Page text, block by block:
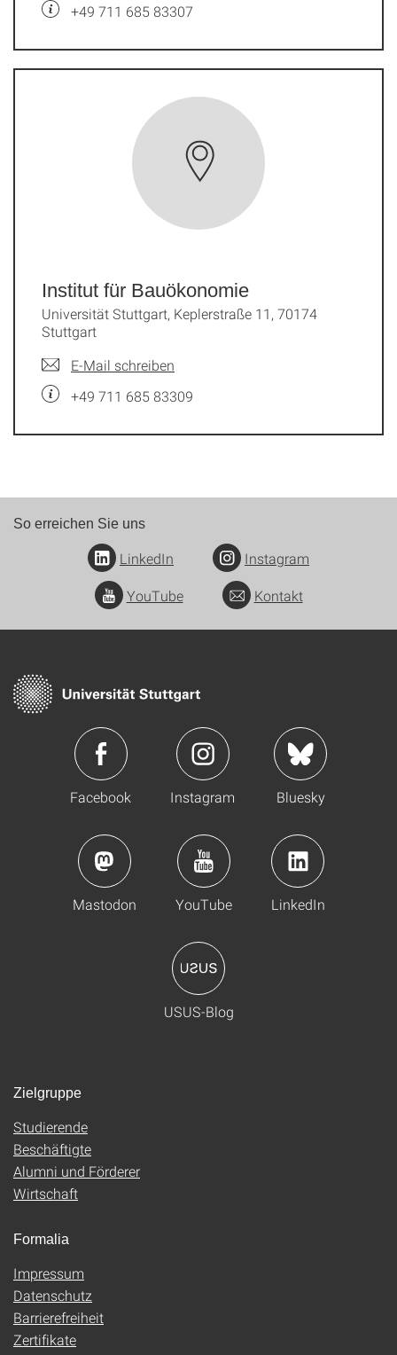
+49 711 685 83307
Institut für Bauökonomie
Universität Stuttgart, Keplerstraße 11, 70174
Stuttgart
E-Mail schreiben
+49 711 685 83309
So erreichen Sie uns
LinkedIn
Instagram
YouTube
Kontakt
Facebook Instagram Bluesky
Mastodon YouTube LinkedIn
USUS-Blog
Zielgruppe
Studierende
Beschäftigte
Alumni und Förderer
Wirtschaft
Formalia
Impressum
Datenschutz
Barrierefreiheit
Zertifikate